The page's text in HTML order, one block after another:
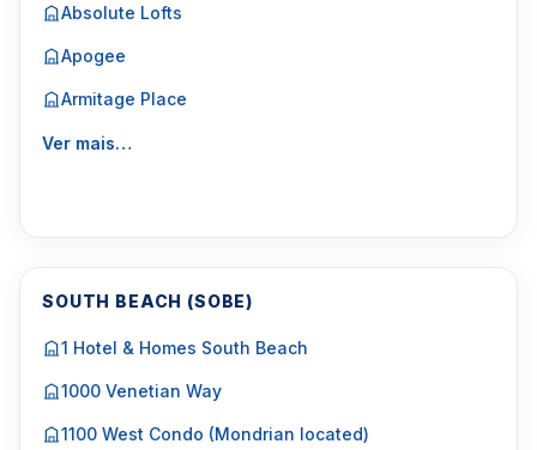
Absolute Lofts
Apogee
Armitage Place
Ver mais…
SOUTH BEACH (SOBE)
1 Hotel & Homes South Beach
1000 Venetian Way
1100 West Condo (Mondrian located)